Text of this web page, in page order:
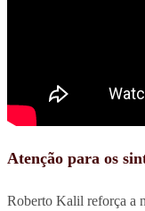
Atenção para os
Roberto Kalil reforça a